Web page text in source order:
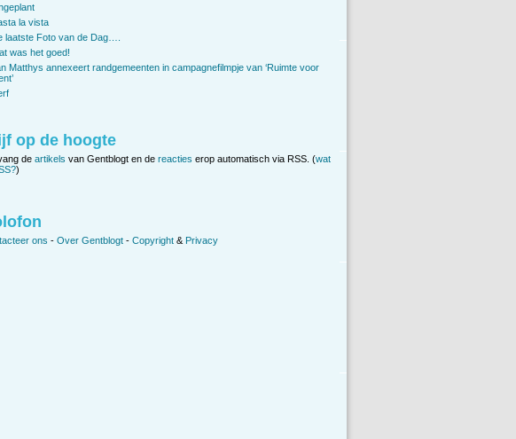
la vista
laatste Foto van de Dag….
was het goed!
Matthys annexeert randgemeenten in campagnefilmpje van ‘Ruimte voor
op de hoogte
de artikels van Gentblogt en de reacties erop automatisch via RSS. (wat
)
ons - Over Gentblogt - Copyright & Privacy